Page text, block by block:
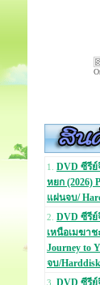
1. DVD ซีรีย์
หยก (2026)
แผ่นจบ/
2. DVD ซีรี
เหนือเมฆาช
Journey to
จบ/